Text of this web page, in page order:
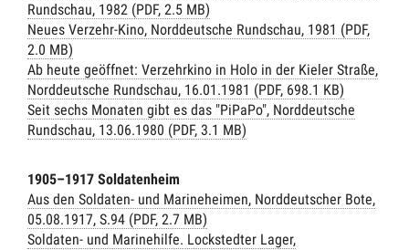
Rundschau, 1982 (PDF, 2.5 MB)
Neues Verzehr-Kino, Norddeutsche Rundschau, 1981 (PDF,
2.0 MB)
Ab heute geöffnet: Verzehrkino in Holo in der Kieler Straße,
Norddeutsche Rundschau, 16.01.1981 (PDF, 698.1 KB)
Seit sechs Monaten gibt es das "PiPaPo", Norddeutsche
Rundschau, 13.06.1980 (PDF, 3.1 MB)
1905–1917 Soldatenheim
Aus den Soldaten- und Marineheimen, Norddeutscher Bote,
05.08.1917, S.94 (PDF, 2.7 MB)
Soldaten- und Marinehilfe. Lockstedter Lager,